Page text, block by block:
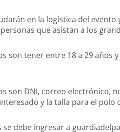
en la logística del
que asistan a los
son tener entre 18 a 29
son DNI, correo electrónico,
y la talla para el polo
debe ingresar a